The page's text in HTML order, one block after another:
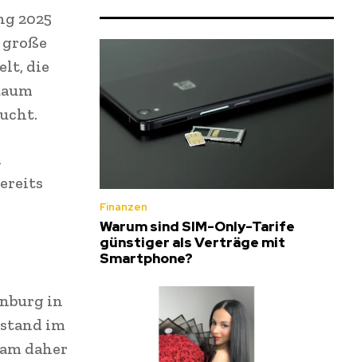
2025
die
in
im
daher
Finanzen
Warum sind SIM-Only-Tarife
günstiger als Verträge mit
Smartphone?